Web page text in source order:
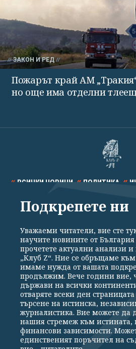
ЗАКОН И РЕД
Пожарът край АМ
но още има отделни
ВСИЧКИ НОВИНИ ПОЛИТИКА
СПОРТ КУЛТУРА
Общи условия
Политика
Реклама
Партньори
Екип
Издател на www.clubz.bg е „Клуб Зебра
Подкрепете ни
Уважаеми читатели, вие сте
научите новините от България
прочетете актуални анализи
„Клуб Z“. Ние се обръщаме към
имаме нужда от вашата
продължим. Вече години вие,
държави на всички
отваряте всеки ден
търсене на истинска,
журналистика. Вие можете да
нашия стремеж към истината,
финансови зависимости.
единственият поръчител на